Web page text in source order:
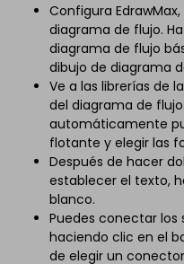
Configura
diagrama de flujo.
diagrama de flujo
dibujo de diagrama
Ve a las librerías de
del diagrama de
automáticamente
flotante y elegir las
Después de hacer
establecer el texto,
blanco.
Puedes conectar
haciendo clic en el
de elegir un